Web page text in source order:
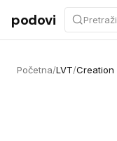
Preskoči na sadržaj
podovi
Početna/LVT/Creation